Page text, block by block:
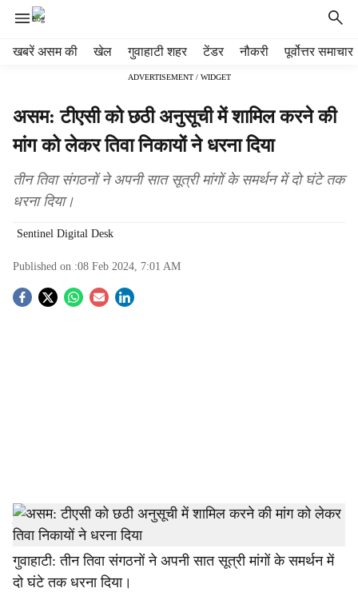
खबरें असम की खेल गुवाहाटी शहर टेंडर नौकरी पूर्वोत्तर समाचार
ADVERTISEMENT / WIDGET
असम: टीएसी को छठी अनुसूची में शामिल करने की
मांग को लेकर तिवा निकायों ने धरना दिया
तीन तिवा संगठनों ने अपनी सात सूत्री मांगों के समर्थन में दो घंटे तक
धरना दिया।
Sentinel Digital Desk
Published on :08 Feb 2024, 7:01 AM
S
h
a
r
स्टाफ रिपोर्टर
गुवाहाटी: तीन तिवा संगठनों ने अपनी सात सूत्री मांगों के समर्थन में
दो घंटे तक धरना दिया।